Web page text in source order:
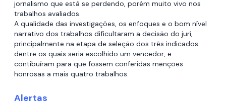
jornalismo que está se perdendo, porém muito vivo nos
trabalhos avaliados.
A qualidade das investigações, os enfoques e o bom nível
narrativo dos trabalhos dificultaram a decisão do juri,
principalmente na etapa de seleção dos três indicados
dentre os quais seria escolhido um vencedor, e
contibuíram para que fossem conferidas menções
honrosas a mais quatro trabalhos.
Alertas